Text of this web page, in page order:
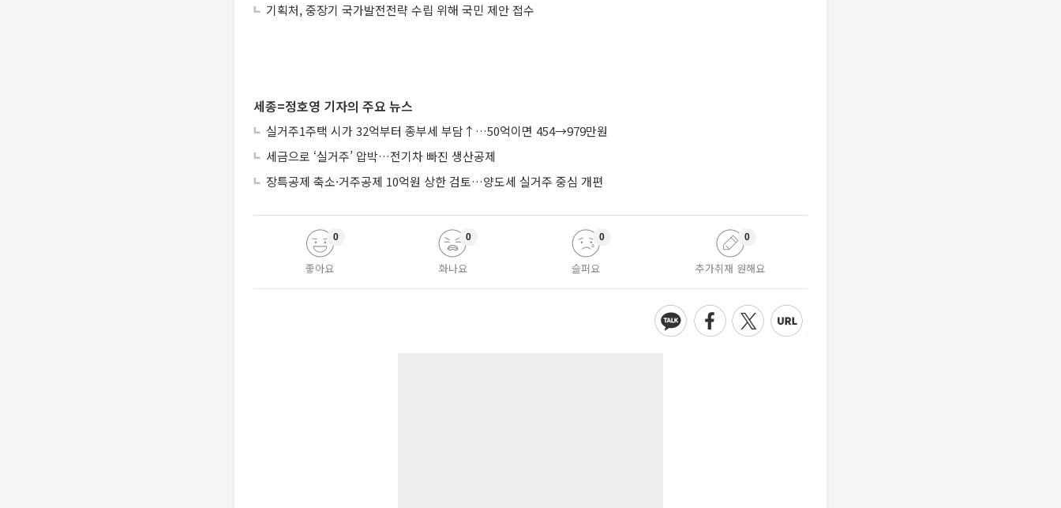
기획처, 중장기 국가발전전략 수립 위해 국민 제안 접수
세종=정호영 기자의 주요 뉴스
실거주1주택 시가 32억부터 종부세 부담↑…50억이면 454→979만원
세금으로 ‘실거주’ 압박…전기차 빠진 생산공제
장특공제 축소·거주공제 10억원 상한 검토…양도세 실거주 중심 개편
좋아요
0
화나요
0
슬퍼요
0
추가취재 원해요
0